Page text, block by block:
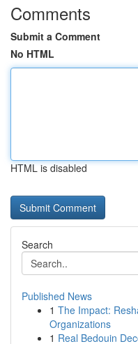
Comments
Submit a Comment
No HTML
HTML is disabled
Search
Published News
1 The Impact:
Organizations
1 Real Bedouin